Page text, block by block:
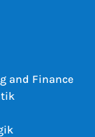
and Finance